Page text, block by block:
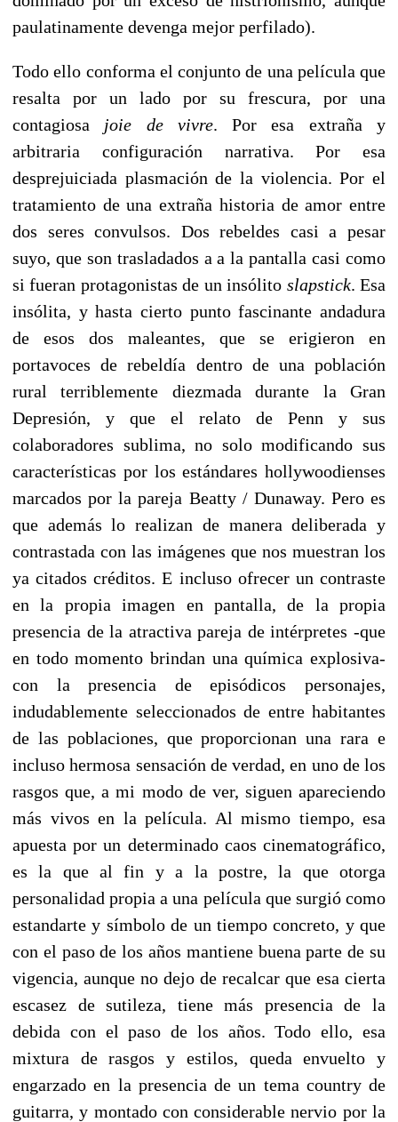
paulatinamente devenga mejor perfilado).
Todo ello conforma el conjunto de una película que
resalta por un lado por su frescura, por una
contagiosa joie de vivre. Por esa extraña y
arbitraria configuración narrativa. Por esa
desprejuiciada plasmación de la violencia. Por el
tratamiento de una extraña historia de amor entre
dos seres convulsos. Dos rebeldes casi a pesar
suyo, que son trasladados a a la pantalla casi como
si fueran protagonistas de un insólito slapstick. Esa
insólita, y hasta cierto punto fascinante andadura
de esos dos maleantes, que se erigieron en
portavoces de rebeldía dentro de una población
rural terriblemente diezmada durante la Gran
Depresión, y que el relato de Penn y sus
colaboradores sublima, no solo modificando sus
características por los estándares hollywoodienses
marcados por la pareja Beatty / Dunaway. Pero es
que además lo realizan de manera deliberada y
contrastada con las imágenes que nos muestran los
ya citados créditos. E incluso ofrecer un contraste
en la propia imagen en pantalla, de la propia
presencia de la atractiva pareja de intérpretes -que
en todo momento brindan una química explosiva-
con la presencia de episódicos personajes,
indudablemente seleccionados de entre habitantes
de las poblaciones, que proporcionan una rara e
incluso hermosa sensación de verdad, en uno de los
rasgos que, a mi modo de ver, siguen apareciendo
más vivos en la película. Al mismo tiempo, esa
apuesta por un determinado caos cinematográfico,
es la que al fin y a la postre, la que otorga
personalidad propia a una película que surgió como
estandarte y símbolo de un tiempo concreto, y que
con el paso de los años mantiene buena parte de su
vigencia, aunque no dejo de recalcar que esa cierta
escasez de sutileza, tiene más presencia de la
debida con el paso de los años. Todo ello, esa
mixtura de rasgos y estilos, queda envuelto y
engarzado en la presencia de un tema country de
guitarra, y montado con considerable nervio por la